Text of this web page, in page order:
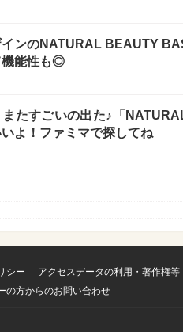
インのNATURAL BEAUTY
機能性も◎
またすごいの出た♪「
よ！ファミマで探してね
シー アクセスデータの利用・著作権等
の方からのお問い合わせ